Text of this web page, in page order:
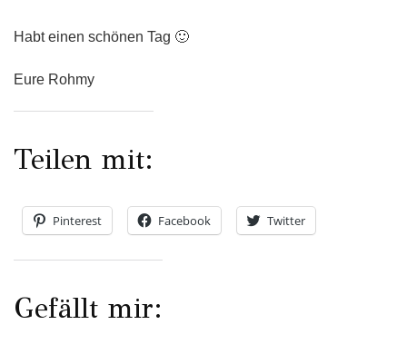
Habt einen schönen Tag 🙂
Eure Rohmy
Teilen mit:
Pinterest Facebook Twitter
Gefällt mir: